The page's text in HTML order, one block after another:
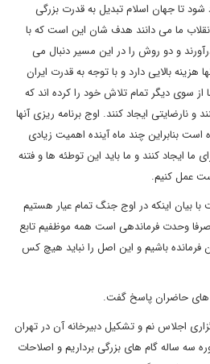
تا جهان اسلام تبدیل به قدرت بزرگی
ما می دانند هدف شان این است که با
و دو روش را در این مسیر دنبال می
هزینه بالایی دارد و با توجه به قدرت ایران
از سوی دیگر تمام تلاش خود را کرده اند که
و نارضایتی ایجاد کنند. اوج برنامه ریزی آنها
بنابراین چند ماه آینده اهمیت زیادی
ما ایجاد کنند و ما باید این توطئه ها و فتنه
عمل کنیم.
بیان اینکه در اوج جنگ تمام عیار هستیم
وحدت فرماندهی است همه موظفیم تابع
باشیم و این اصل را نباید هیچ کس
حاضران پاسخ گفت.
اجلاس نم و تشکیل دبیرخانه آن در تهران
سه ساله گام های بزرگی برداریم و اصلاحات